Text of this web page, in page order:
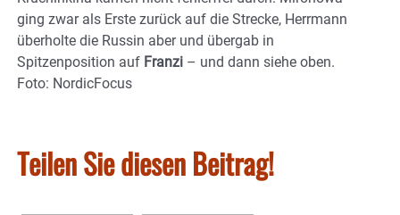
ging zwar als Erste zurück auf die Strecke, Herrmann
überholte die Russin aber und übergab in
Spitzenposition auf Franzi – und dann siehe oben.
Foto: NordicFocus
Teilen Sie diesen Beitrag!